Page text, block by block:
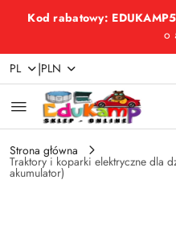
Przejdź do treści
Przejdź do
Przejdź do moje konto
Przejdź do menu
Przejdź do opisu
Przejdź do stopki
Kod rabatowy: EDUKAMP5
o
PL |PLN
Strona główna
Traktory i koparki elektryczne dla
akumulator)